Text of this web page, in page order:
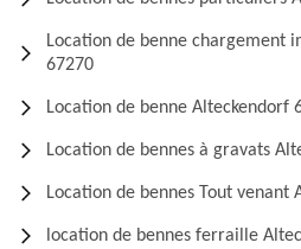
Location de benne chargement
67270
Location de benne Alteckendorf
Location de bennes à gravats
Location de bennes Tout venant
location de bennes ferraille